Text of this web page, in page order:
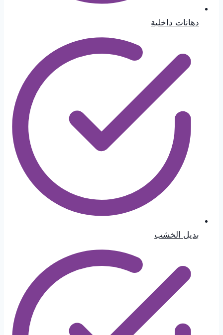
دهانات داخلية
بديل الخشب